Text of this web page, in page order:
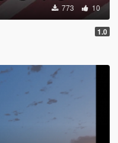
773 10
1.0